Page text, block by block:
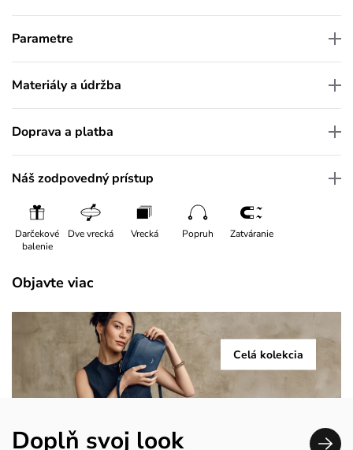
Parametre
Materiály a údržba
Doprava a platba
Náš zodpovedný prístup
Darčekové
balenie
Dve vrecká Vrecká Popruh Zatváranie
Objavte viac
Celá kolekcia
Doplň svoj look